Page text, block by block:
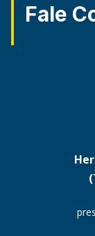
Fale